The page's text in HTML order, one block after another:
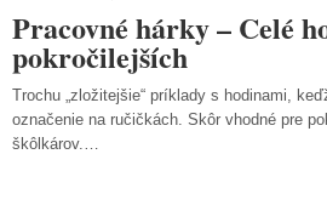
Pracovné hárky – Celé
pokročilejších
Trochu „zložitejšie“ príklady s hodinami,
označenie na ručičkách. Skôr vhodné pre
škôlkárov.…